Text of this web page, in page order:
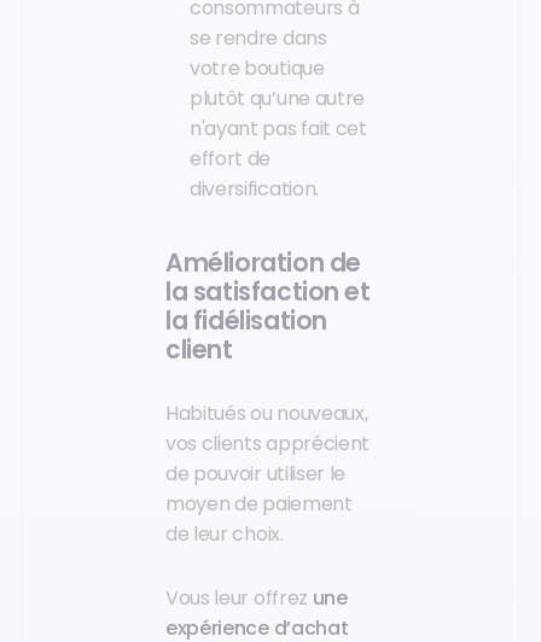
consommateurs à
se rendre dans
votre boutique
plutôt qu’une autre
n'ayant pas fait cet
effort de
diversification.
Amélioration de
la satisfaction et
la fidélisation
client
Habitués ou nouveaux,
vos clients apprécient
de pouvoir utiliser le
moyen de paiement
de leur choix.
Vous leur offrez une
expérience d’achat